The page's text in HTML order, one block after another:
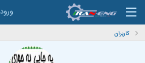
ورود
کاربران